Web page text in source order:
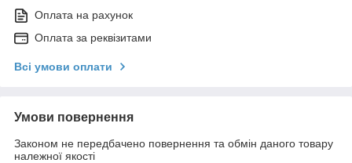
Оплата на рахунок
Оплата за реквізитами
Всі умови оплати
Умови повернення
Законом не передбачено повернення та обмін даного товару
належної якості